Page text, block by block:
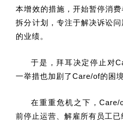
本增效的措施，开始暂停消
拆分计划，专注于解决诉讼
的业绩。
于是，拜耳决定停止对
一举措也加剧了Care/of的困境
在重重危机之下，
前停止运营、解雇所有员工已